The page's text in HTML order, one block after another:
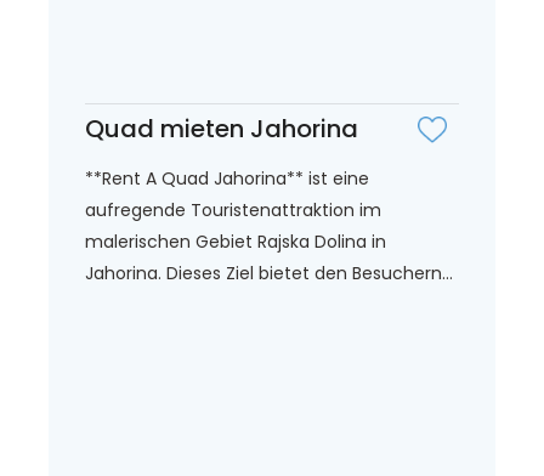
Quad mieten Jahorina
**Rent A Quad Jahorina** ist eine
aufregende Touristenattraktion im
malerischen Gebiet Rajska Dolina in
Jahorina. Dieses Ziel bietet den Besuchern...